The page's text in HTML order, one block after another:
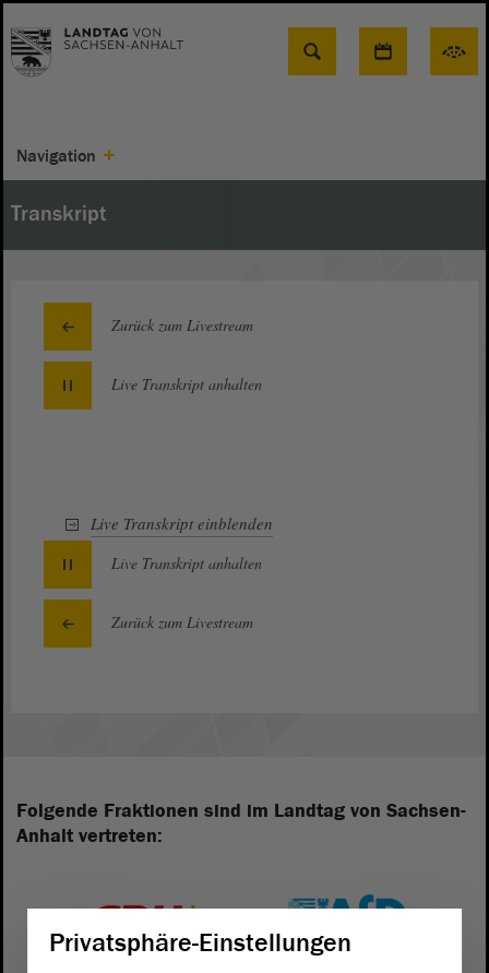
Suche
Navigation
Transkript
Zurück zum Livestream
Live Transkript anhalten
Live Transkript einblenden
Live Transkript anhalten
Zurück zum Livestream
Folgende Fraktionen sind im Landtag von Sachsen-
Anhalt vertreten:
Privatsphäre-Einstellungen